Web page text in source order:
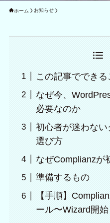
ホーム お知らせ
この記事でできる
なぜ今、
必要なのか
初心者が迷わな
選び方
なぜComplianzが
準備するもの
【手順】
ール〜Wizard開始